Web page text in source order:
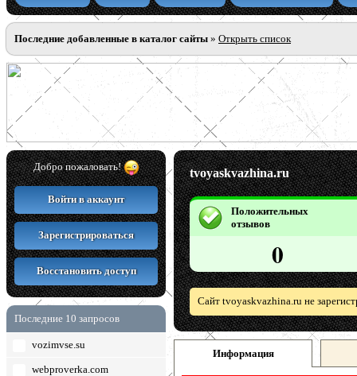
Последние добавленные в каталог сайты » Открыть список
Добро пожаловать!
Войти в аккаунт
Зарегистрироваться
Восстановить доступ
Последние 10 запросов
vozimvse.su
webproverka.com
tvoyaskvazhina.ru
Положительных
отзывов
0
Сайт tvoyaskvazhina.ru не
Информация